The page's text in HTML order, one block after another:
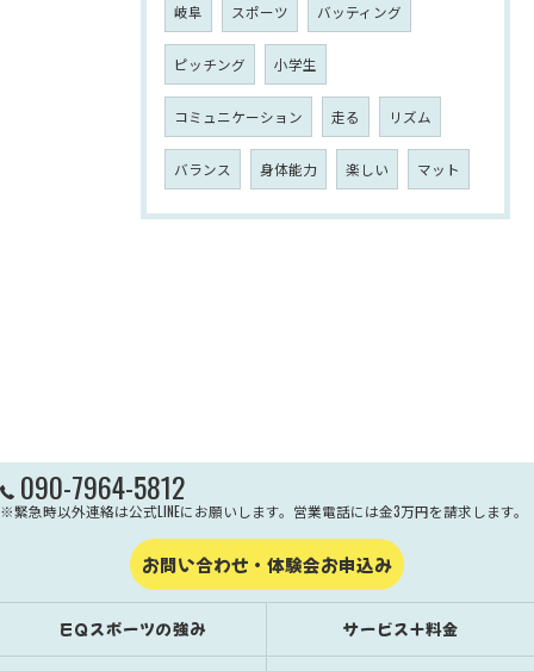
岐阜 スポーツ バッティング
ピッチング 小学生
コミュニケーション 走る リズム
バランス 身体能力 楽しい マット
090-7964-5812
※緊急時以外連絡は公式LINEにお願いします。営業電話には金3万円を請求します。
お問い合わせ・体験会お申込み
EQスポーツの強み サービス＋料金